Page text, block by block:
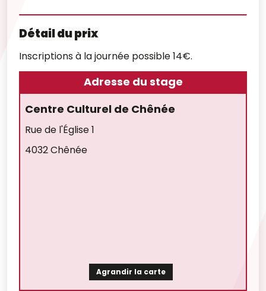
Détail du prix
Inscriptions à la journée possible 14€.
Adresse du stage
Centre Culturel de Chênée
Rue de l'Église 1
4032 Chênée
Agrandir la carte